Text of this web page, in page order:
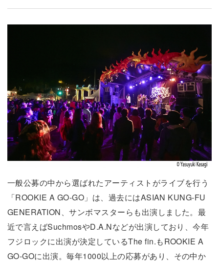
一般公募の中から選ばれたアーティストがライブを行う
「ROOKIE A GO-GO」は、過去にはASIAN KUNG-FU
GENERATION、サンボマスターらも出演しました。最
近で言えばSuchmosやD.A.Nなどが出演しており、今年
フジロックに出演が決定しているThe fin.もROOKIE A
GO-GOに出演。毎年1000以上の応募があり、その中か